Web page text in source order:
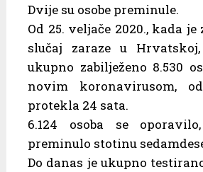
Dvije su osobe preminule.
Od 25. veljače 2020., kada
slučaj zaraze u
ukupno zabilježeno 8.530
novim koronavirusom,
protekla 24 sata.
6.124 osoba se
preminulo stotinu
Do danas je ukupno testirano